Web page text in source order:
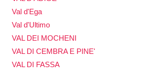
Val d'Ega
Val d'Ultimo
VAL DEI MOCHENI
VAL DI CEMBRA E PINE'
VAL DI FASSA